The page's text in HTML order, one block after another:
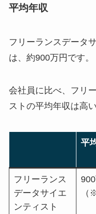
平均年収
フリーランスデータ
は、約900万円です。
会社員に比べ、フリ
ストの平均年収は高
平
フリーランス
データサイエ
ンティスト
（